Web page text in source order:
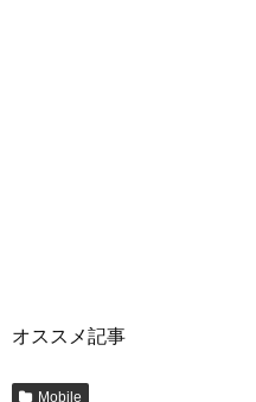
オススメ記事
Mobile